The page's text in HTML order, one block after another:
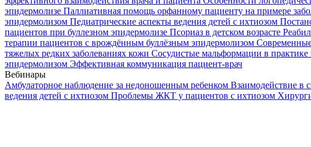
эпидермолизе Паллиативная помощь орфанному пациенту на примере
эпидермолизом Педиатрические аспекты ведения детей с ихтиозом
пациентов при буллезном эпидермолизе Псориаз в детском возрасте
терапии пациентов с врождённым буллёзным эпидермолизом
тяжелых редких заболеваниях кожи Сосудистые мальформации в практике
эпидермолизом Эффективная коммуникация пациент-врач
Вебинары
Амбулаторное наблюдение за недоношенным ребенком Взаимодействие в
ведения детей с ихтиозом Проблемы ЖКТ у пациентов с ихтиозом